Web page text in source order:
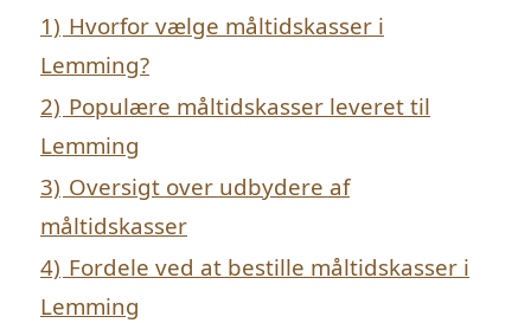
1) Hvorfor vælge måltidskasser i
Lemming?
2) Populære måltidskasser leveret til
Lemming
3) Oversigt over udbydere af
måltidskasser
4) Fordele ved at bestille måltidskasser i
Lemming